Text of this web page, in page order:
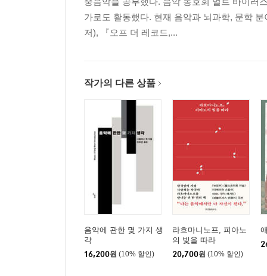
가로도 활동했다. 현재 음악과 뇌과학, 문학
저), 『오프 더 레코드,...
작가의 다른 상품
음악에 관한 몇 가지 생
각
16,200원 (10% 할인)
라흐마니노프, 피아노
의 빛을 따라
20,700원 (10% 할인)